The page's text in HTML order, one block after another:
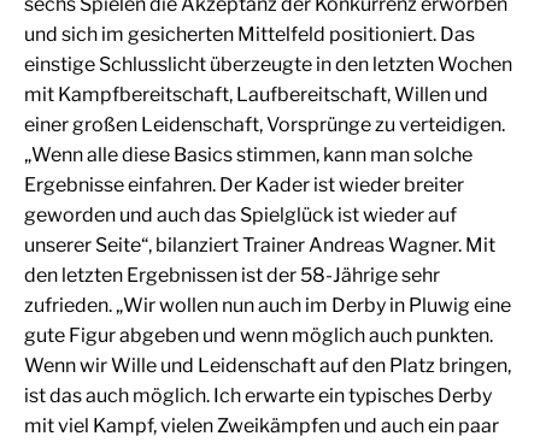
und sich im gesicherten Mittelfeld positioniert. Das
einstige Schlusslicht überzeugte in den letzten Wochen
mit Kampfbereitschaft, Laufbereitschaft, Willen und
einer großen Leidenschaft, Vorsprünge zu verteidigen.
„Wenn alle diese Basics stimmen, kann man solche
Ergebnisse einfahren. Der Kader ist wieder breiter
geworden und auch das Spielglück ist wieder auf
unserer Seite“, bilanziert Trainer Andreas Wagner. Mit
den letzten Ergebnissen ist der 58-Jährige sehr
zufrieden. „Wir wollen nun auch im Derby in Pluwig eine
gute Figur abgeben und wenn möglich auch punkten.
Wenn wir Wille und Leidenschaft auf den Platz bringen,
ist das auch möglich. Ich erwarte ein typisches Derby
mit viel Kampf, vielen Zweikämpfen und auch ein paar